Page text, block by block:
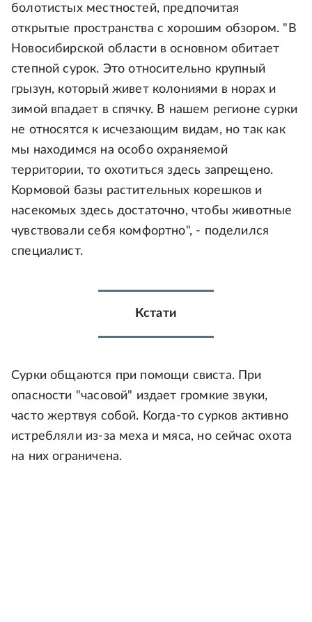
болотистых местностей, предпочитая
открытые пространства с хорошим обзором. "В
Новосибирской области в основном обитает
степной сурок. Это относительно крупный
грызун, который живет колониями в норах и
зимой впадает в спячку. В нашем регионе сурки
не относятся к исчезающим видам, но так как
мы находимся на особо охраняемой
территории, то охотиться здесь запрещено.
Кормовой базы растительных корешков и
насекомых здесь достаточно, чтобы животные
чувствовали себя комфортно", - поделился
специалист.
Кстати
Сурки общаются при помощи свиста. При
опасности "часовой" издает громкие звуки,
часто жертвуя собой. Когда-то сурков активно
истребляли из-за меха и мяса, но сейчас охота
на них ограничена.